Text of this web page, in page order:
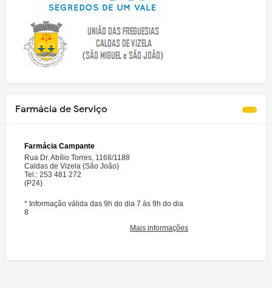
Farmácia de Serviço